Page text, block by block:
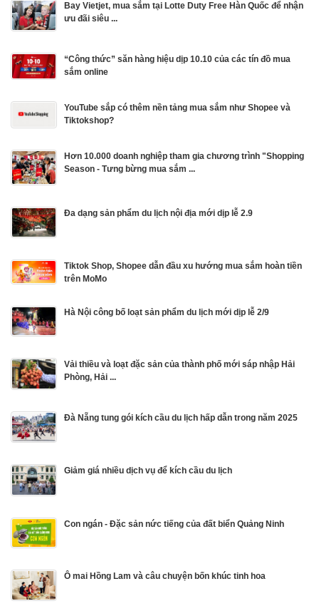
Bay Vietjet, mua sắm tại Lotte Duty Free Hàn Quốc để nhận
ưu đãi siêu ...
“Công thức” săn hàng hiệu dịp 10.10 của các tín đồ mua
sắm online
YouTube sắp có thêm nền tảng mua sắm như Shopee và
Tiktokshop?
Hơn 10.000 doanh nghiệp tham gia chương trình "Shopping
Season - Tưng bừng mua sắm ...
Đa dạng sản phẩm du lịch nội địa mới dịp lễ 2.9
Tiktok Shop, Shopee dẫn đầu xu hướng mua sắm hoàn tiền
trên MoMo
Hà Nội công bố loạt sản phẩm du lịch mới dịp lễ 2/9
Vải thiều và loạt đặc sản của thành phố mới sáp nhập Hải
Phòng, Hải ...
Đà Nẵng tung gói kích cầu du lịch hấp dẫn trong năm 2025
Giảm giá nhiều dịch vụ để kích cầu du lịch
Con ngán - Đặc sản nức tiếng của đất biển Quảng Ninh
Ô mai Hồng Lam và câu chuyện bốn khúc tinh hoa